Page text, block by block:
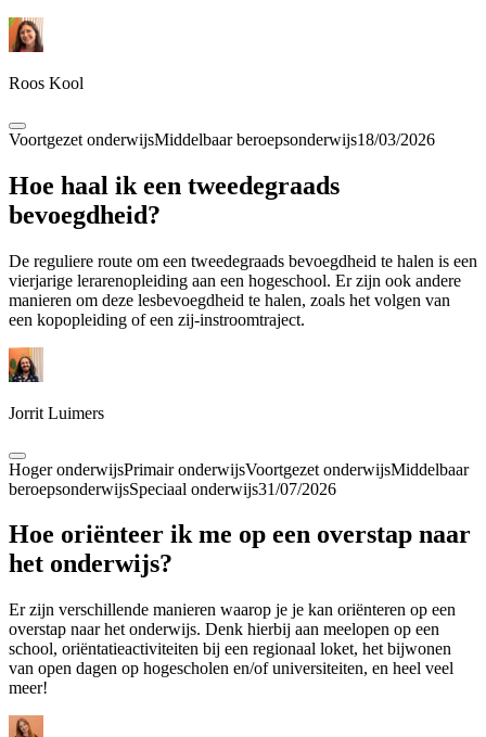
Roos Kool
Voortgezet onderwijsMiddelbaar beroepsonderwijs18/03/2026
Hoe haal ik een tweedegraads
bevoegdheid?
De reguliere route om een tweedegraads bevoegdheid te halen is een
vierjarige lerarenopleiding aan een hogeschool. Er zijn ook andere
manieren om deze lesbevoegdheid te halen, zoals het volgen van
een kopopleiding of een zij-instroomtraject.
Jorrit Luimers
Hoger onderwijsPrimair onderwijsVoortgezet onderwijsMiddelbaar
beroepsonderwijsSpeciaal onderwijs31/07/2026
Hoe oriënteer ik me op een overstap naar
het onderwijs?
Er zijn verschillende manieren waarop je je kan oriënteren op een
overstap naar het onderwijs. Denk hierbij aan meelopen op een
school, oriëntatieactiviteiten bij een regionaal loket, het bijwonen
van open dagen op hogescholen en/of universiteiten, en heel veel
meer!